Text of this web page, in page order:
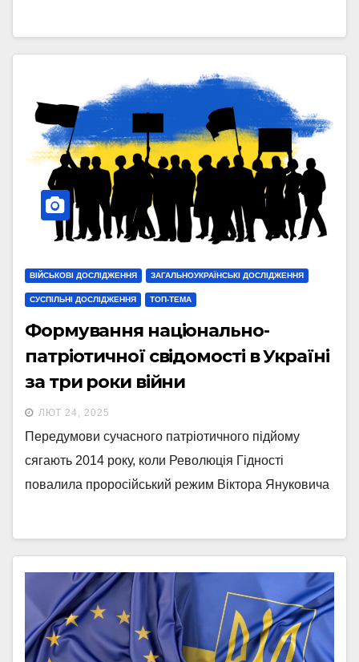
ВІЙСЬКОВІ ДОСЛІДЖЕННЯ ЗАГАЛЬНОУКРАЇНСЬКІ ДОСЛІДЖЕННЯ
СУСПІЛЬНІ ДОСЛІДЖЕННЯ ТОП-ТЕМА
Формування національно-
патріотичної свідомості в Україні
за три роки війни
ЛЮТ 24, 2025
Передумови сучасного патріотичного підйому
сягають 2014 року, коли Революція Гідності
повалила проросійський режим Віктора Януковича